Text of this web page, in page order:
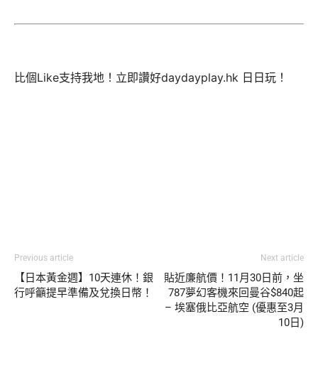
比個Like支持我地！立即讚好daydayplay.hk 日日玩！
Previous article
【日本黃金週】10天連休！銀
行呼籲提早準備及兌換日幣！
Next article
貼近廉航價！11月30日前，坐
787夢幻客機來回曼谷$840起
– 埃塞俄比亞航空 (優惠至3月
10日)